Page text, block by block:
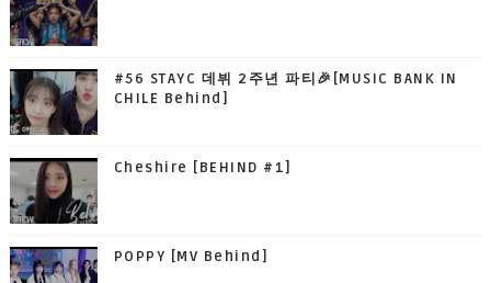
#56 STAYC 데뷔 2주년 파티🎉[MUSIC BANK IN
CHILE Behind]
Cheshire [BEHIND #1]
POPPY [MV Behind]